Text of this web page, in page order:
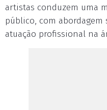
artistas conduzem uma
público, com abordagem
atuação profissional na